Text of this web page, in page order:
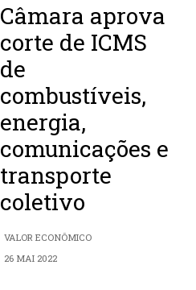
Câmara aprova
corte de ICMS
de
combustíveis,
energia,
comunicações e
transporte
coletivo
VALOR ECONÔMICO
26 MAI 2022